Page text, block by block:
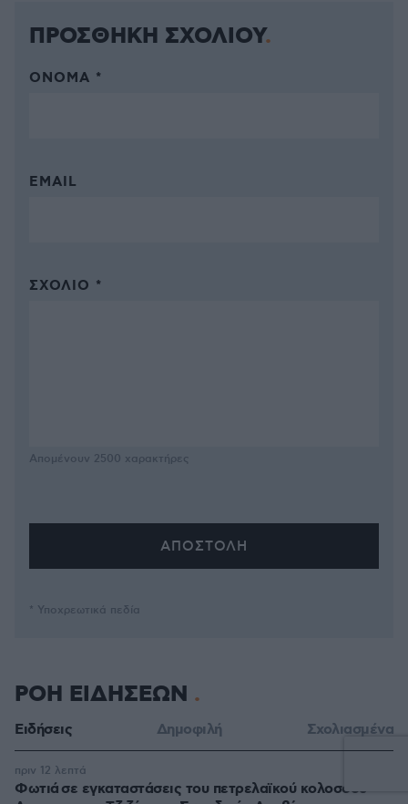
ΠΡΟΣΘΗΚΗ ΣΧΟΛΙΟΥ
ΌΝΟΜΑ *
EMAIL
ΣΧΌΛΙΟ *
Απομένουν 2500 χαρακτήρες
* Υποχρεωτικά πεδία
ΡΟΗ ΕΙΔΗΣΕΩΝ
Ειδήσεις Δημοφιλή Σχολιασμένα
Φωτιά σε εγκαταστάσεις του πετρελαϊκού κολοσσού
πριν 12 λεπτά